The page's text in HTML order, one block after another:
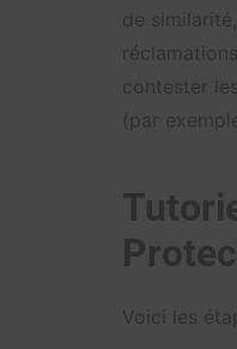
de
contester
(par
Voici les